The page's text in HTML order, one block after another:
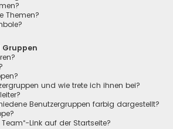
Themen?
und wie trete ich ihnen bei?
Benutzergruppen farbig dargestellt?
Link auf der Startseite?